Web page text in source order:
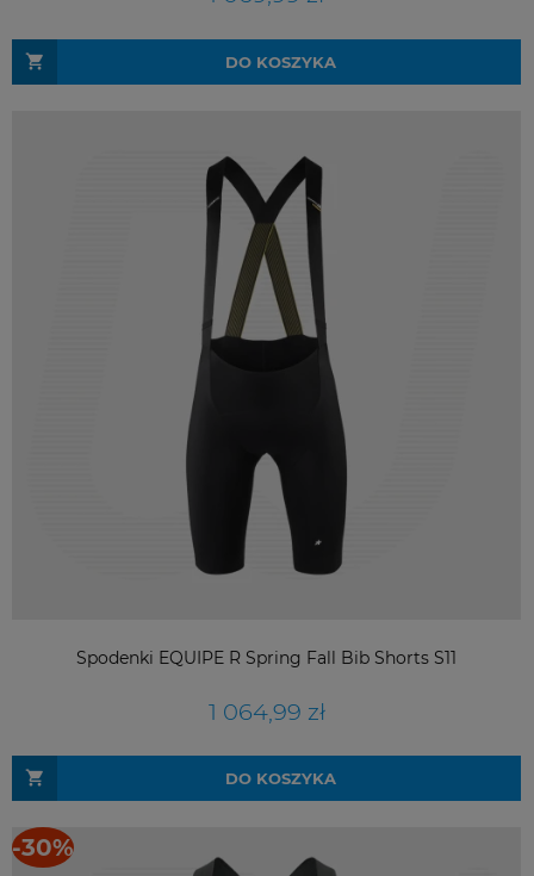
DO KOSZYKA
Spodenki EQUIPE R Spring Fall Bib Shorts S11
1 064,99 zł
DO KOSZYKA
-30%